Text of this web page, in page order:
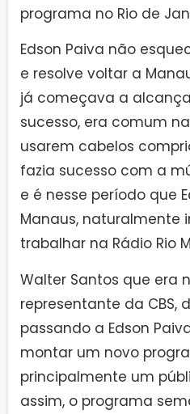
programa no Rio de
Edson Paiva não
e resolve voltar a
já começava a
sucesso, era comum
usarem cabelos
fazia sucesso com a
e é nesse período que
Manaus, naturalmente
trabalhar na Rádio Rio
Walter Santos que era
representante da CBS,
passando a Edson
montar um novo
principalmente um
assim, o programa